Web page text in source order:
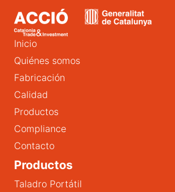
Inicio
Quiénes somos
Fabricación
Calidad
Productos
Compliance
Contacto
Productos
Taladro Portátil